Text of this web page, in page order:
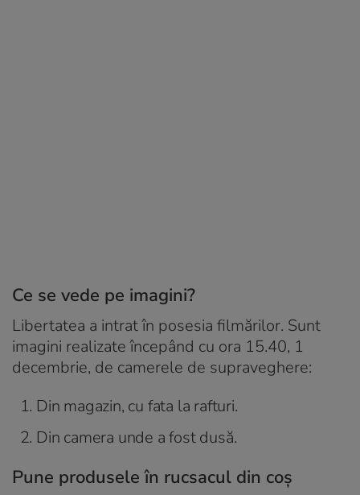
Ce se vede pe imagini?
Libertatea a intrat în posesia filmărilor. Sunt
imagini realizate începând cu ora 15.40, 1
decembrie, de camerele de supraveghere:
Din magazin, cu fata la rafturi.
Din camera unde a fost dusă.
Pune produsele în rucsacul din coș